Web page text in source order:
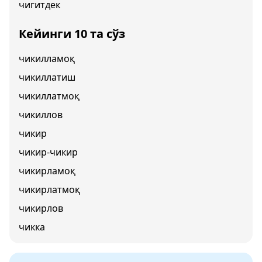
чигитдек
Кейинги 10 та сўз
чикилламоқ
чикиллатиш
чикиллатмоқ
чикиллов
чикир
чикир-чикир
чикирламоқ
чикирлатмоқ
чикирлов
чикка